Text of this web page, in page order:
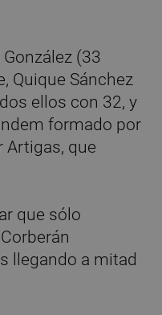
(33
Quique Sánchez
ellos con 32, y
formado por
Artigas, que
que sólo
llegando a mitad